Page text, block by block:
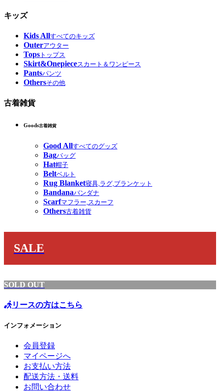
キッズ
Kids Allすべてのキッズ
Outerアウター
Tops トップス
Skirt&Onepieceスカート＆ワンピース
Pantsパンツ
Othersその他
古着雑貨
Goods古着雑貨
Good Allすべてのグッズ
Bagバッグ
Hat帽子
Beltベルト
Rug Blanket寝具,ラグ,ブランケット
Bandanaバンダナ
Scarfマフラー,スカーフ
Others古着雑貨
SALE
SOLD OUT
リースの方はこちら
インフォメーション
会員登録
マイページへ
お支払い方法
配送方法・送料
お問い合わせ